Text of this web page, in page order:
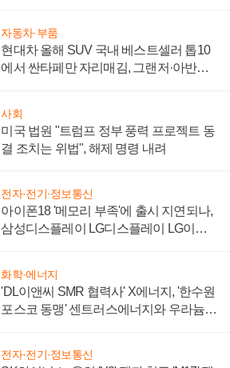
자동차·부품
현대차 올해 SUV 국내 베스트셀러 톱10
에서 싼타페만 자리매김, 그랜저·아반떼
사회
미국 법원 "트럼프 정부 풍력 프로젝트 동
결 조치는 위법", 해제 명령 내려
전자·전기·정보통신
아이폰18 '메모리 부족'에 출시 지연되나,
삼성디스플레이 LG디스플레이 LG이노
화학·에너지
'DL이앤씨 SMR 협력사' X에너지, '한수원
포스코 동맹' 센트러스에너지와 우라늄
전자·전기·정보통신